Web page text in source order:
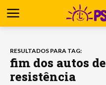
RESULTADOS PARA TAG:
fim dos autos de
resistência